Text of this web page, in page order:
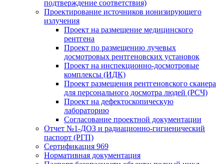
подтверждение соответствия)
Проектирование источников ионизирующего
излучения
Проект на размещение медицинского
рентгена
Проект по размещению лучевых
досмотровых рентгеновских установок
Проект на инспекционно-досмотровые
комплексы (ИДК)
Проект размещения рентгеновского сканера
для персонального досмотра людей (РСЧ)
Проект на дефектоскопическую
лабораторию
Согласование проектной документации
Отчет №1-ДОЗ и радиационно-гигиенический
паспорт (РГП)
Сертификация 969
Нормативная документация